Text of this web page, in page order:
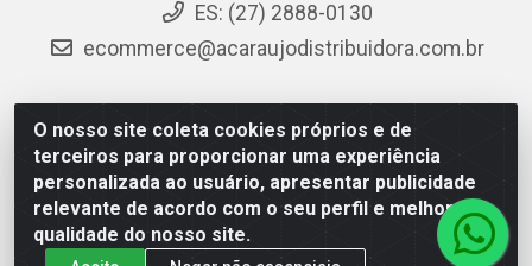
O nosso site coleta cookies próprios e de
terceiros para proporcionar uma experiência
personalizada ao usuário, apresentar publicidade
relevante de acordo com o seu perfil e melhorar a
qualidade do nosso site.
ES: (27) 2888-0130
ecommerce@acaraujodistribuidora.com.br
AC Araujo Distribuidora - Rua Carneiro de Campos, 42 -
São Cristóvão, Rio de Janeiro/RJ - CEP 20.920-410 -
CNPJ 08.744.753/0003-85